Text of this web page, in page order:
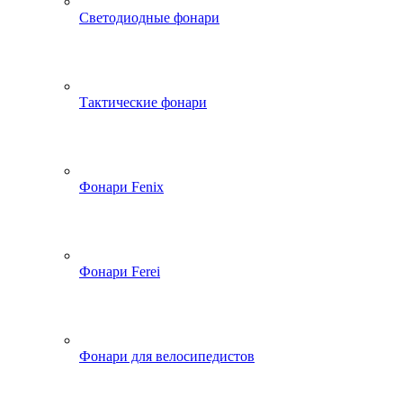
Светодиодные фонари
Тактические фонари
Фонари Fenix
Фонари Ferei
Фонари для велосипедистов